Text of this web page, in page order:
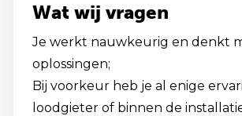
Wat wij vragen
Je werkt nauwkeurig en denkt
oplossingen;
Bij voorkeur heb je al enige
loodgieter of binnen de